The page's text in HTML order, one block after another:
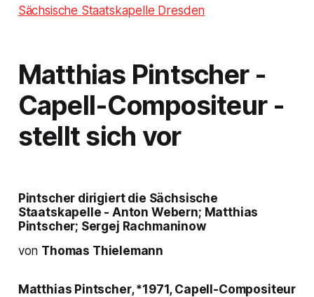
Sächsische Staatskapelle Dresden
Matthias Pintscher -
Capell-Compositeur -
stellt sich vor
Pintscher dirigiert die Sächsische
Staatskapelle - Anton Webern; Matthias
Pintscher; Sergej Rachmaninow
von Thomas Thielemann
Matthias Pintscher, *1971, Capell-Compositeur